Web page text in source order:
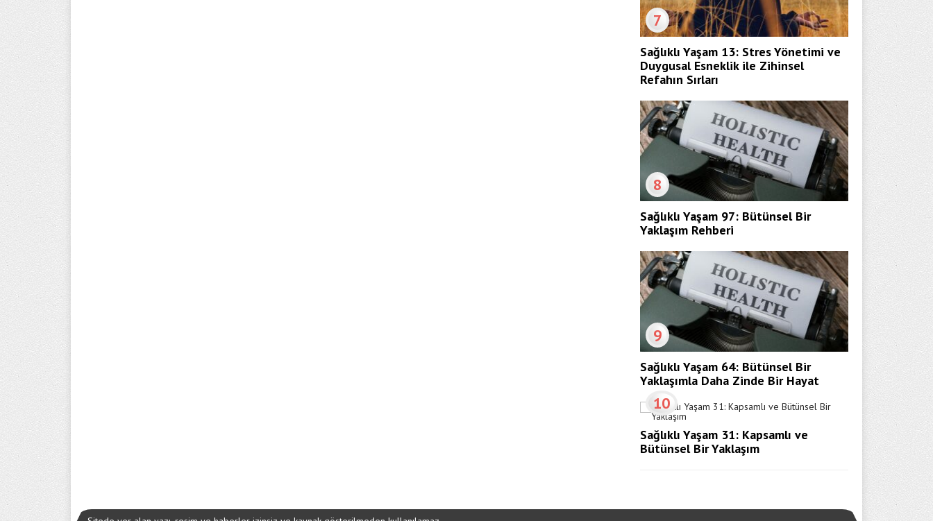
7
Sağlıklı Yaşam 13: Stres Yönetimi ve
Duygusal Esneklik ile Zihinsel
Refahın Sırları
8
Sağlıklı Yaşam 97: Bütünsel Bir
Yaklaşım Rehberi
9
Sağlıklı Yaşam 64: Bütünsel Bir
Yaklaşımla Daha Zinde Bir Hayat
10
Sağlıklı Yaşam 31: Kapsamlı ve
Bütünsel Bir Yaklaşım